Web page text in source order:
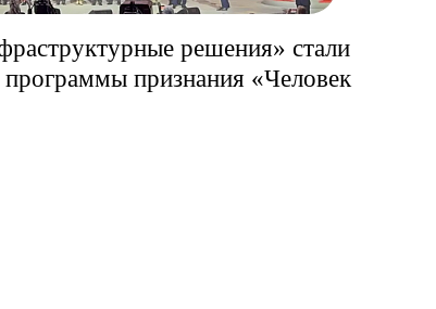
решения» стали
признания «Человек